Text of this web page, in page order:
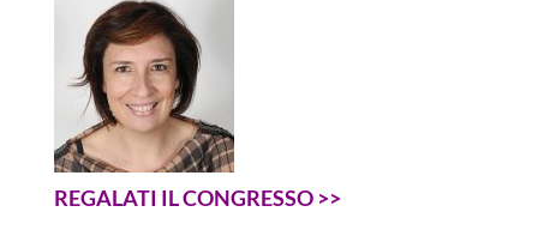
REGALATI IL CONGRESSO >>